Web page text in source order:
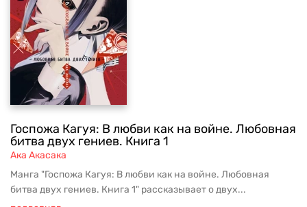
Госпожа Кагуя: В любви как на войне. Любовная
битва двух гениев. Книга 1
Ака Акасака
Манга "Госпожа Кагуя: В любви как на войне. Любовная
битва двух гениев. Книга 1" рассказывает о двух...